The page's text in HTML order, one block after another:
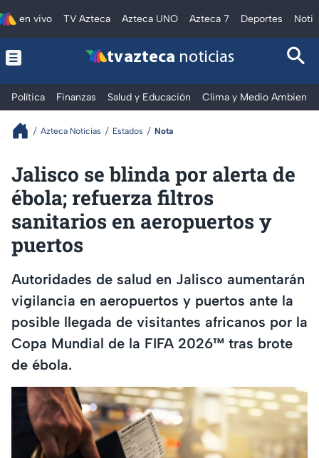
en vivo TV Azteca Azteca UNO Azteca 7 Deportes
tv azteca noticias
Política Finanzas Salud y Educación Clima y Medio Ambiente
Azteca Noticias Estados Nota
Jalisco se blinda por alerta de
ébola; refuerza filtros
sanitarios en aeropuertos y
puertos
Autoridades de salud en Jalisco aumentarán
vigilancia en aeropuertos y puertos ante la
posible llegada de visitantes africanos por la
Copa Mundial de la FIFA 2026™ tras brote
de ébola.